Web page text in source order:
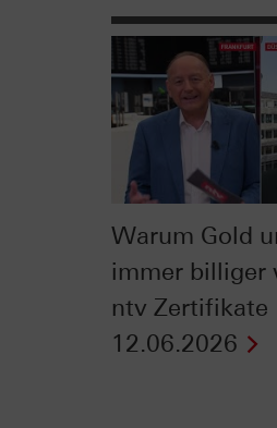
Warum Gold
immer billiger
ntv Zertifikate
12.06.2026